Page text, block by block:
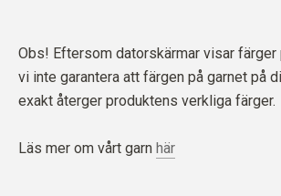
Obs! Eftersom datorskärmar visar färger
vi inte garantera att färgen på garnet på
exakt återger produktens verkliga färger.
Läs mer om vårt garn här